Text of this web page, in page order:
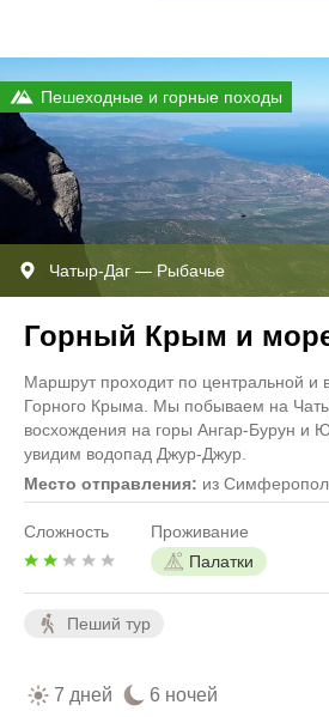
Чатыр-Даг — Рыбачье
Пешеходные и горные походы
Горный Крым и
Маршрут проходит по центральной и
Горного Крыма. Мы побываем на
восхождения на горы Ангар-Бурун и
увидим водопад Джур-Джур.
Место отправления: из
Сложность
Проживание
Палатки
Пеший тур
7 дней 6 ночей